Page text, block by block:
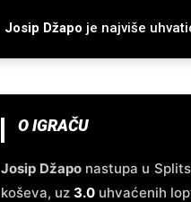
Josip Džapo je najviše
O IGRAČU
Josip Džaponastupa u
koševa, uz3.0 uhvaćenih